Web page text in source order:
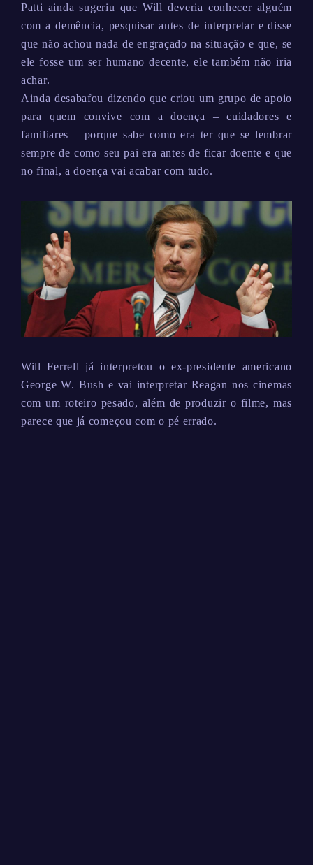
Patti ainda sugeriu que Will deveria conhecer alguém
com a demência, pesquisar antes de interpretar e disse
que não achou nada de engraçado na situação e que, se
ele fosse um ser humano decente, ele também não iria
achar.
Ainda desabafou dizendo que criou um grupo de apoio
para quem convive com a doença – cuidadores e
familiares – porque sabe como era ter que se lembrar
sempre de como seu pai era antes de ficar doente e que
no final, a doença vai acabar com tudo.
Will Ferrell já interpretou o ex-presidente americano
George W. Bush e vai interpretar Reagan nos cinemas
com um roteiro pesado, além de produzir o filme, mas
parece que já começou com o pé errado.